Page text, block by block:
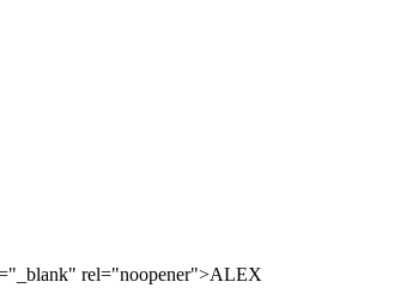
rel="noopener">ALEX